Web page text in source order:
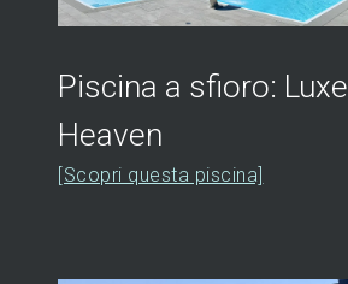
Piscina a sfioro: Luxe
Heaven
[Scopri questa piscina]